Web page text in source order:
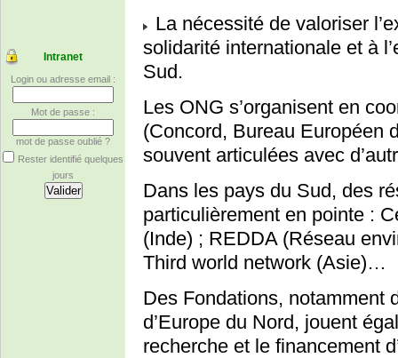
Intranet
Login ou adresse email :
Mot de passe :
mot de passe oublié ?
Rester identifié quelques
jours
La nécessité de valoriser
solidarité internationale et à
Sud.
Les ONG s’organisent en
(Concord, Bureau Européen
souvent articulées avec
Dans les pays du Sud, des
particulièrement en pointe :
(Inde) ; REDDA (Réseau
Third world network (Asie)…
Des Fondations, notamment
d’Europe du Nord, jouent
recherche et le financement